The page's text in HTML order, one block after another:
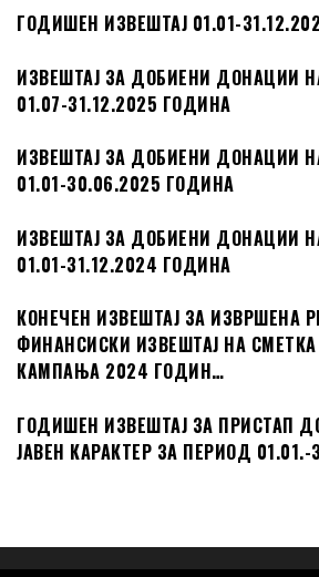
ИЗВЕШТАЈ ЗА ДОБИЕНИ ДОНАЦИИ
ИЗВЕШТАЈ ЗА ДОБИЕНИ ДОНАЦИИ
ИЗВЕШТАЈ ЗА ДОБИЕНИ ДОНАЦИИ
КОНЕЧЕН ИЗВЕШТАЈ ЗА ИЗВРШЕНА
ФИНАНСИСКИ ИЗВЕШТАЈ НА СМЕТКА
КАМПАЊА 2024 ГОДИН…
ГОДИШЕН ИЗВЕШТАЈ ЗА ПРИСТАП
ЈАВЕН КАРАКТЕР ЗА ПЕРИОД 01.01.-
Powered byWordPress